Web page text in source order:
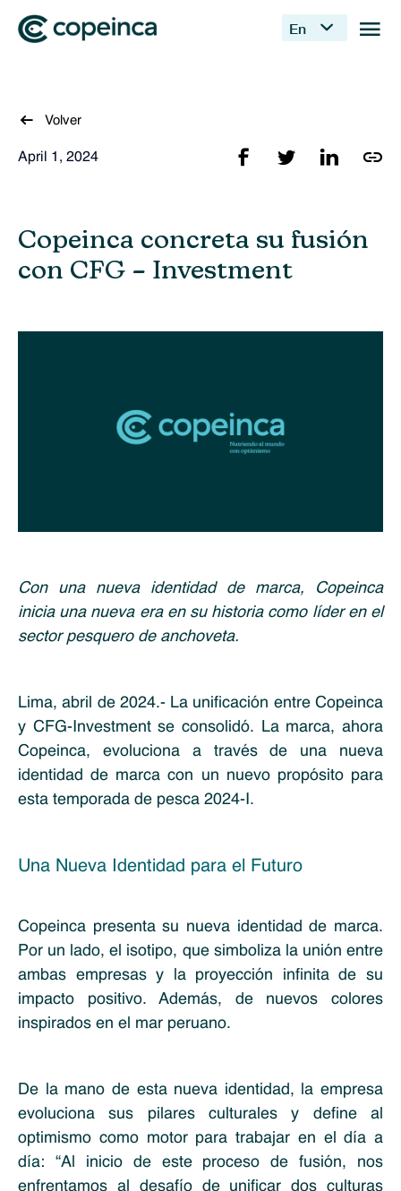
En
Volver
April 1, 2024
Copeinca concreta su fusión
con CFG – Investment
Con una nueva identidad de marca, Copeinca
inicia una nueva era en su historia como líder en el
sector pesquero de anchoveta.
Lima, abril de 2024.- La unificación entre Copeinca
y CFG-Investment se consolidó. La marca, ahora
Copeinca, evoluciona a través de una nueva
identidad de marca con un nuevo propósito para
esta temporada de pesca 2024-I.
Una Nueva Identidad para el Futuro
Copeinca presenta su nueva identidad de marca.
Por un lado, el isotipo, que simboliza la unión entre
ambas empresas y la proyección infinita de su
impacto positivo. Además, de nuevos colores
inspirados en el mar peruano.
De la mano de esta nueva identidad, la empresa
evoluciona sus pilares culturales y define al
optimismo como motor para trabajar en el día a
día: “Al inicio de este proceso de fusión, nos
enfrentamos al desafío de unificar dos culturas